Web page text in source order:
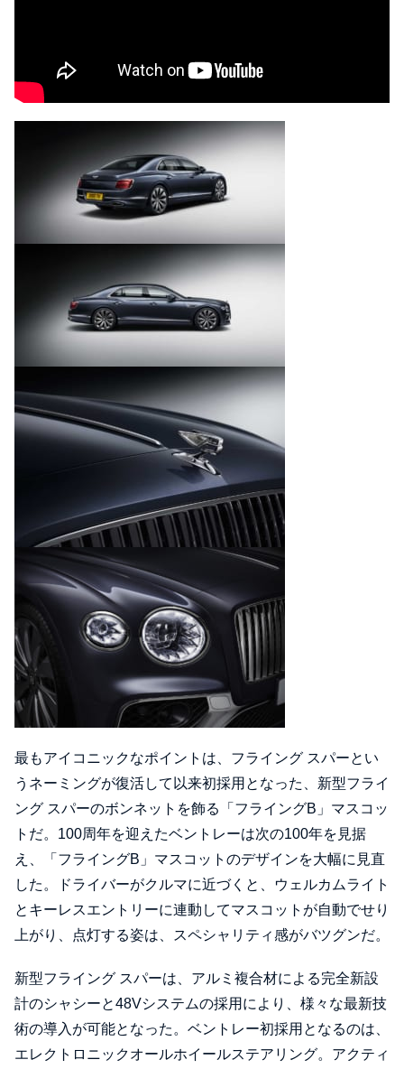
最もアイコニックなポイントは、フライング スパーとい
うネーミングが復活して以来初採用となった、新型フライ
ング スパーのボンネットを飾る「フライングB」マスコッ
トだ。100周年を迎えたベントレーは次の100年を見据
え、「フライングB」マスコットのデザインを大幅に見直
した。ドライバーがクルマに近づくと、ウェルカムライト
とキーレスエントリーに連動してマスコットが自動でせり
上がり、点灯する姿は、スペシャリティ感がバツグンだ。
新型フライング スパーは、アルミ複合材による完全新設
計のシャシーと48Vシステムの採用により、様々な最新技
術の導入が可能となった。ベントレー初採用となるのは、
エレクトロニックオールホイールステアリング。アクティ